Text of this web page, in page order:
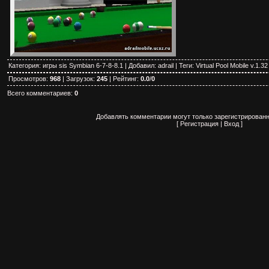
Категория: игры sis Symbian 6-7-8-8.1 | Добавил: adrail | Теги: Virtual Pool Mobile v.1.32
Просмотров: 968 | Загрузок: 245 | Рейтинг: 0.0/0
Всего комментариев: 0
Добавлять комментарии могут только
[ Регистрация | Вход ]